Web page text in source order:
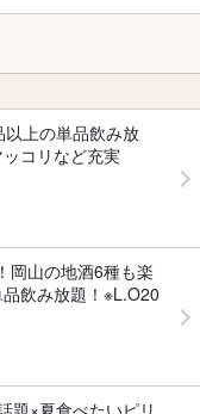
以上の単品飲み放
コリなど充実
岡山の地酒6種も楽
飲み放題！※L.O20
題×夏食べたいピリ